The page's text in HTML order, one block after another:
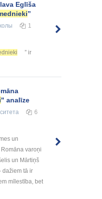
Eglīša
”
1
” ir
" analīze
6
un
varoņi
un Mārtiņš
dažiem tā ir
mīlestība, bet